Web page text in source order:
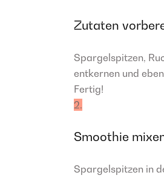
Zutaten
Spargelspitzen,
entkernen und
Fertig!
2.
Smoothie
Spargelspitzen in